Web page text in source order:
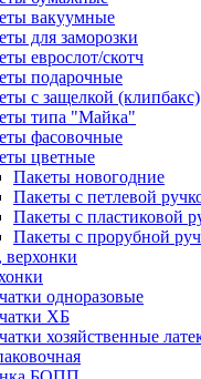
вакуумные
для заморозки
еврослот/скотч
подарочные
с защелкой (клипбакс)
типа "Майка"
фасовочные
цветные
Пакеты новогодние
Пакеты с петлевой
Пакеты с пластиковой
Пакеты с прорубной
верхонки
одноразовые
ХБ
хозяйственные